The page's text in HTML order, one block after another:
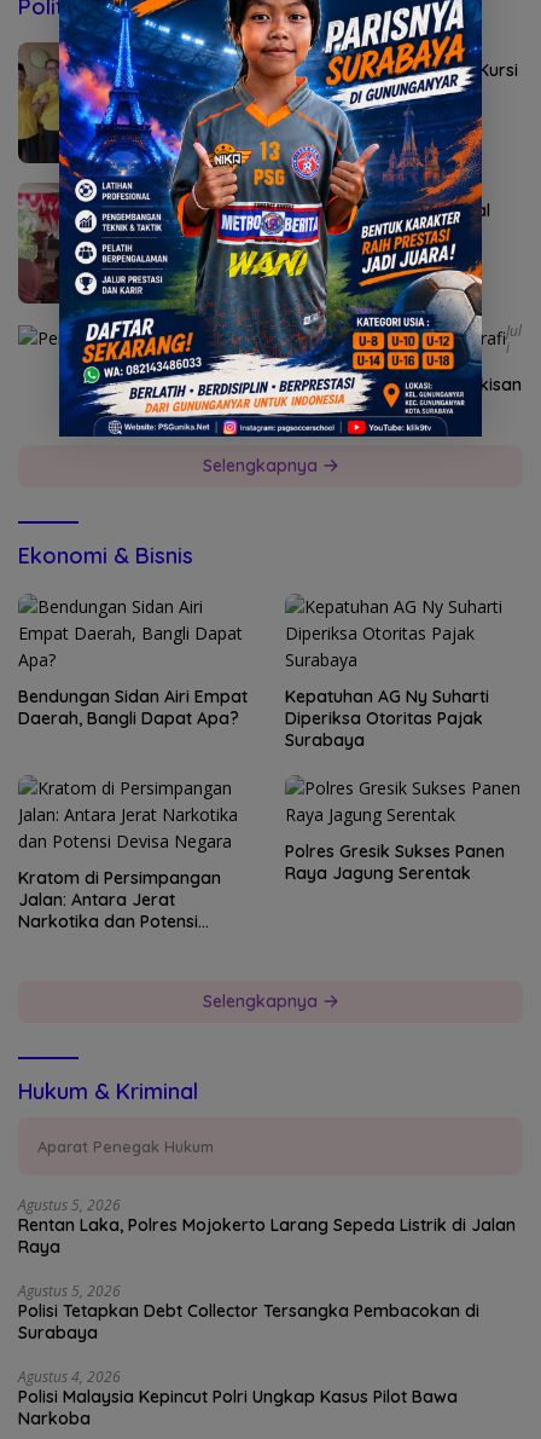
Politik & Pemerintahan
Agustus 2, 2026
Golkar Mojokerto Panasi Mesin Incar 10 Kursi
DPRD 2029
Agustus 1, 2026
Bupati Albarraa Motivasi Mahasiswa asal
Mojokerto Kuliah Unesa
Jul
I
9, 2026
Pemkab Mojokerto Dukung Pameran Lukisan
dan Fotografi
Selengkapnya
Ekonomi & Bisnis
Bendungan Sidan Airi Empat
Daerah, Bangli Dapat Apa?
Kepatuhan AG Ny Suharti
Diperiksa Otoritas Pajak
Surabaya
Kratom di Persimpangan
Jalan: Antara Jerat
Narkotika dan Potensi
Polres Gresik Sukses Panen
Raya Jagung Serentak
Selengkapnya
Hukum & Kriminal
Aparat Penegak Hukum
Agustus 5, 2026
Rentan Laka, Polres Mojokerto Larang Sepeda Listrik di Jalan
Raya
Agustus 5, 2026
Polisi Tetapkan Debt Collector Tersangka Pembacokan di
Surabaya
Agustus 4, 2026
Polisi Malaysia Kepincut Polri Ungkap Kasus Pilot Bawa
Narkoba